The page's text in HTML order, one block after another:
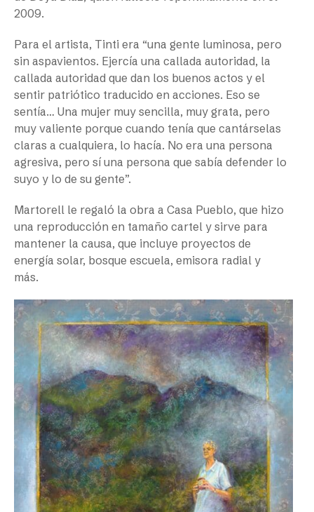
2009.
Para el artista, Tinti era “una gente luminosa, pero
sin aspavientos. Ejercía una callada autoridad, la
callada autoridad que dan los buenos actos y el
sentir patriótico traducido en acciones. Eso se
sentía… Una mujer muy sencilla, muy grata, pero
muy valiente porque cuando tenía que cantárselas
claras a cualquiera, lo hacía. No era una persona
agresiva, pero sí una persona que sabía defender lo
suyo y lo de su gente”.
Martorell le regaló la obra a Casa Pueblo, que hizo
una reproducción en tamaño cartel y sirve para
mantener la causa, que incluye proyectos de
energía solar, bosque escuela, emisora radial y
más.